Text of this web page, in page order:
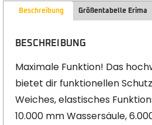
Beschreibung Größentabelle Erima
BESCHREIBUNG
Maximale Funktion! Das
bietet dir funktionellen
Weiches, elastisches
10.000 mm Wassersäule,